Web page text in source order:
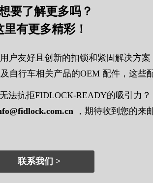
联系我们 >
要了解更多吗？
里有更多精彩！
户友好且创新的扣锁和紧固解决方案
自行车相关产品的OEM 配件，这些
法抗拒FIDLOCK-READY的吸引力？
，期待收到您的来